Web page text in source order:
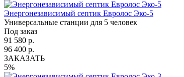
Энергонезависимый септик Евролос Эко-5
Универсальные станции для 5 человек
Под заказ
91 580 р.
96 400 р.
ЗАКАЗАТЬ
5%